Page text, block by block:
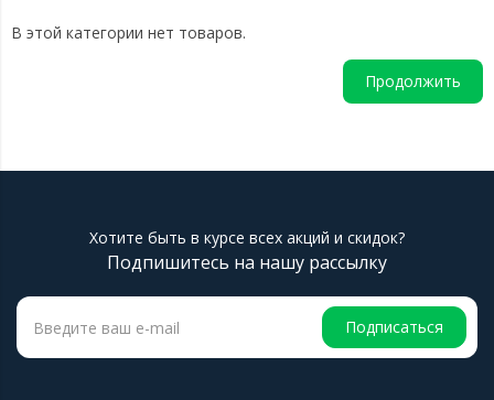
В этой категории нет товаров.
Продолжить
Хотите быть в курсе всех акций и скидок?
Подпишитесь на нашу рассылку
Подписаться